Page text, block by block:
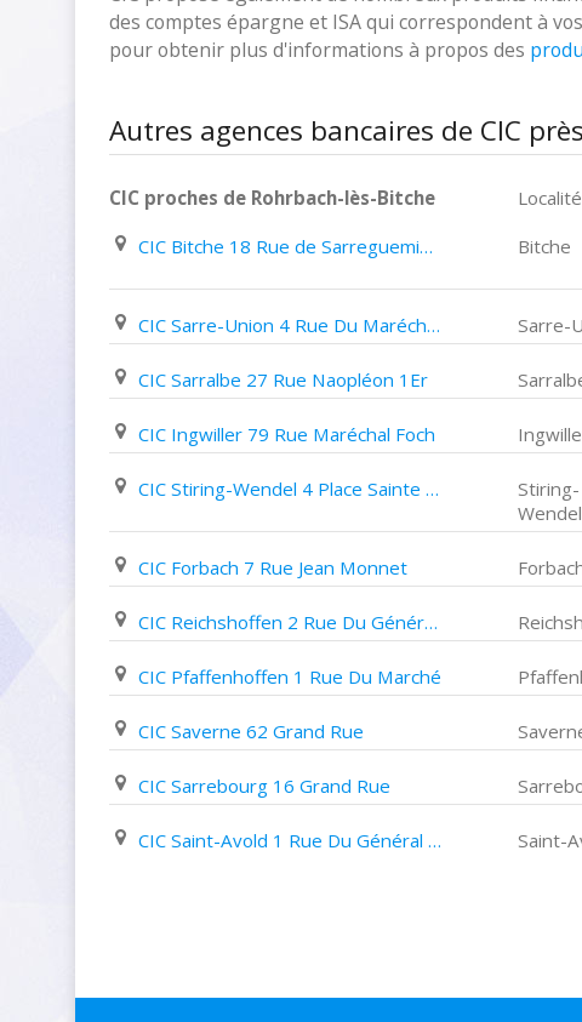
des comptes épargne et ISA qui correspondent à
pour obtenir plus d'informations à propos des
Autres agences bancaires de CIC
CIC proches de Rohrbach-lès-Bitche Localité
CIC Bitche 18 Rue de Sarreguemines
Bitche
CIC Sarre-Union 4 Rue Du Maréchal Foch Sarre-
CIC Sarralbe 27 Rue Naopléon 1Er
CIC Ingwiller 79 Rue Maréchal Foch
CIC Stiring-Wendel 4 Place Sainte Marthe
Stiring-
Wendel
CIC Forbach 7 Rue Jean Monnet
CIC Reichshoffen 2 Rue Du Général Koenig
CIC Pfaffenhoffen 1 Rue Du Marché
CIC Saverne 62 Grand Rue
CIC Sarrebourg 16 Grand Rue
CIC Saint-Avold 1 Rue Du Général de Gaulle Saint-